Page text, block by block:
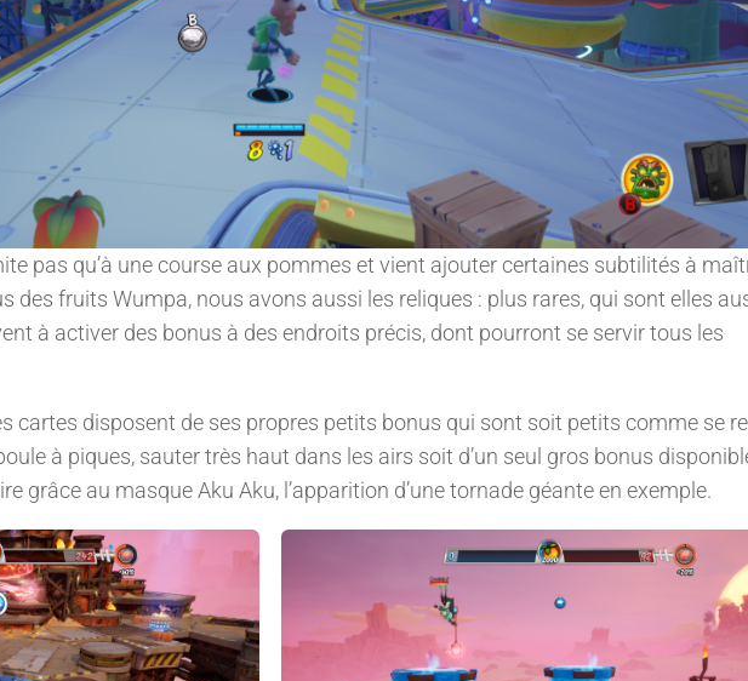
pas qu’à une course aux pommes et vient ajouter certaines subtilités à
des fruits Wumpa, nous avons aussi les reliques : plus rares, qui sont elles
à activer des bonus à des endroits précis, dont pourront se servir tous les
cartes disposent de ses propres petits bonus qui sont soit petits comme se
à piques, sauter très haut dans les airs soit d’un seul gros bonus
grâce au masque Aku Aku, l’apparition d’une tornade géante en exemple.